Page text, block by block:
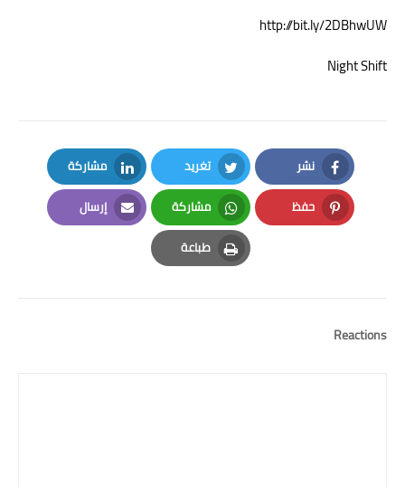
http://bit.ly/2DBhwUW
Night Shift
نشر
Facebook
تغريد
Twitter
مشاركة
LinkedIn
حفظ
Pinterest
مشاركة
Whatsapp
إرسال
Email
طباعة
Print
Reactions